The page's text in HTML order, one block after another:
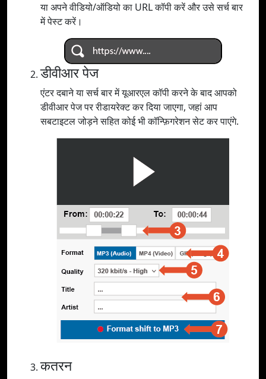
या अपने वीडियो/ऑडियो का URL कॉपी करें और उसे सर्च बार
में पेस्ट करें।
डीवीआर पेज
एंटर दबाने या सर्च बार में यूआरएल कॉपी करने के बाद आपको
डीवीआर पेज पर रीडायरेक्ट कर दिया जाएगा, जहां आप
सबटाइटल जोड़ने सहित कोई भी कॉन्फ़िगरेशन सेट कर पाएंगे.
कतरन